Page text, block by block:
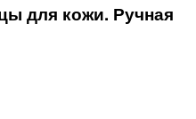
для кожи. Ручная